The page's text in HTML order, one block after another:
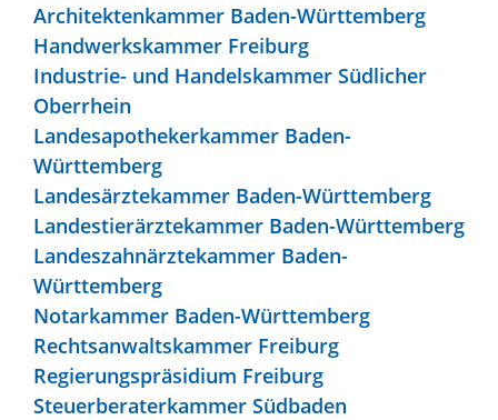
Architektenkammer Baden-Württemberg
Handwerkskammer Freiburg
Industrie- und Handelskammer Südlicher
Oberrhein
Landesapothekerkammer Baden-
Württemberg
Landesärztekammer Baden-Württemberg
Landestierärztekammer Baden-Württemberg
Landeszahnärztekammer Baden-
Württemberg
Notarkammer Baden-Württemberg
Rechtsanwaltskammer Freiburg
Regierungspräsidium Freiburg
Steuerberaterkammer Südbaden